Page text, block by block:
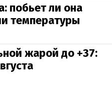
побьет ли она
температуры
жарой до +37: